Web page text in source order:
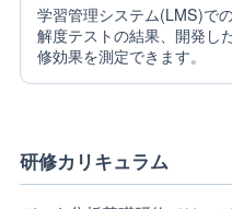
学習管理システム(LMS)で
解度テストの結果、開発し
修効果を測定できます。
研修カリキュラム